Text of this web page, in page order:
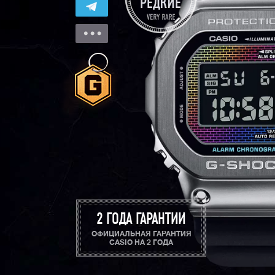
2 ГОДА ГАРАНТИИ
ОФИЦИАЛЬНАЯ ГАРАНТИЯ
CASIO НА 2 ГОДА